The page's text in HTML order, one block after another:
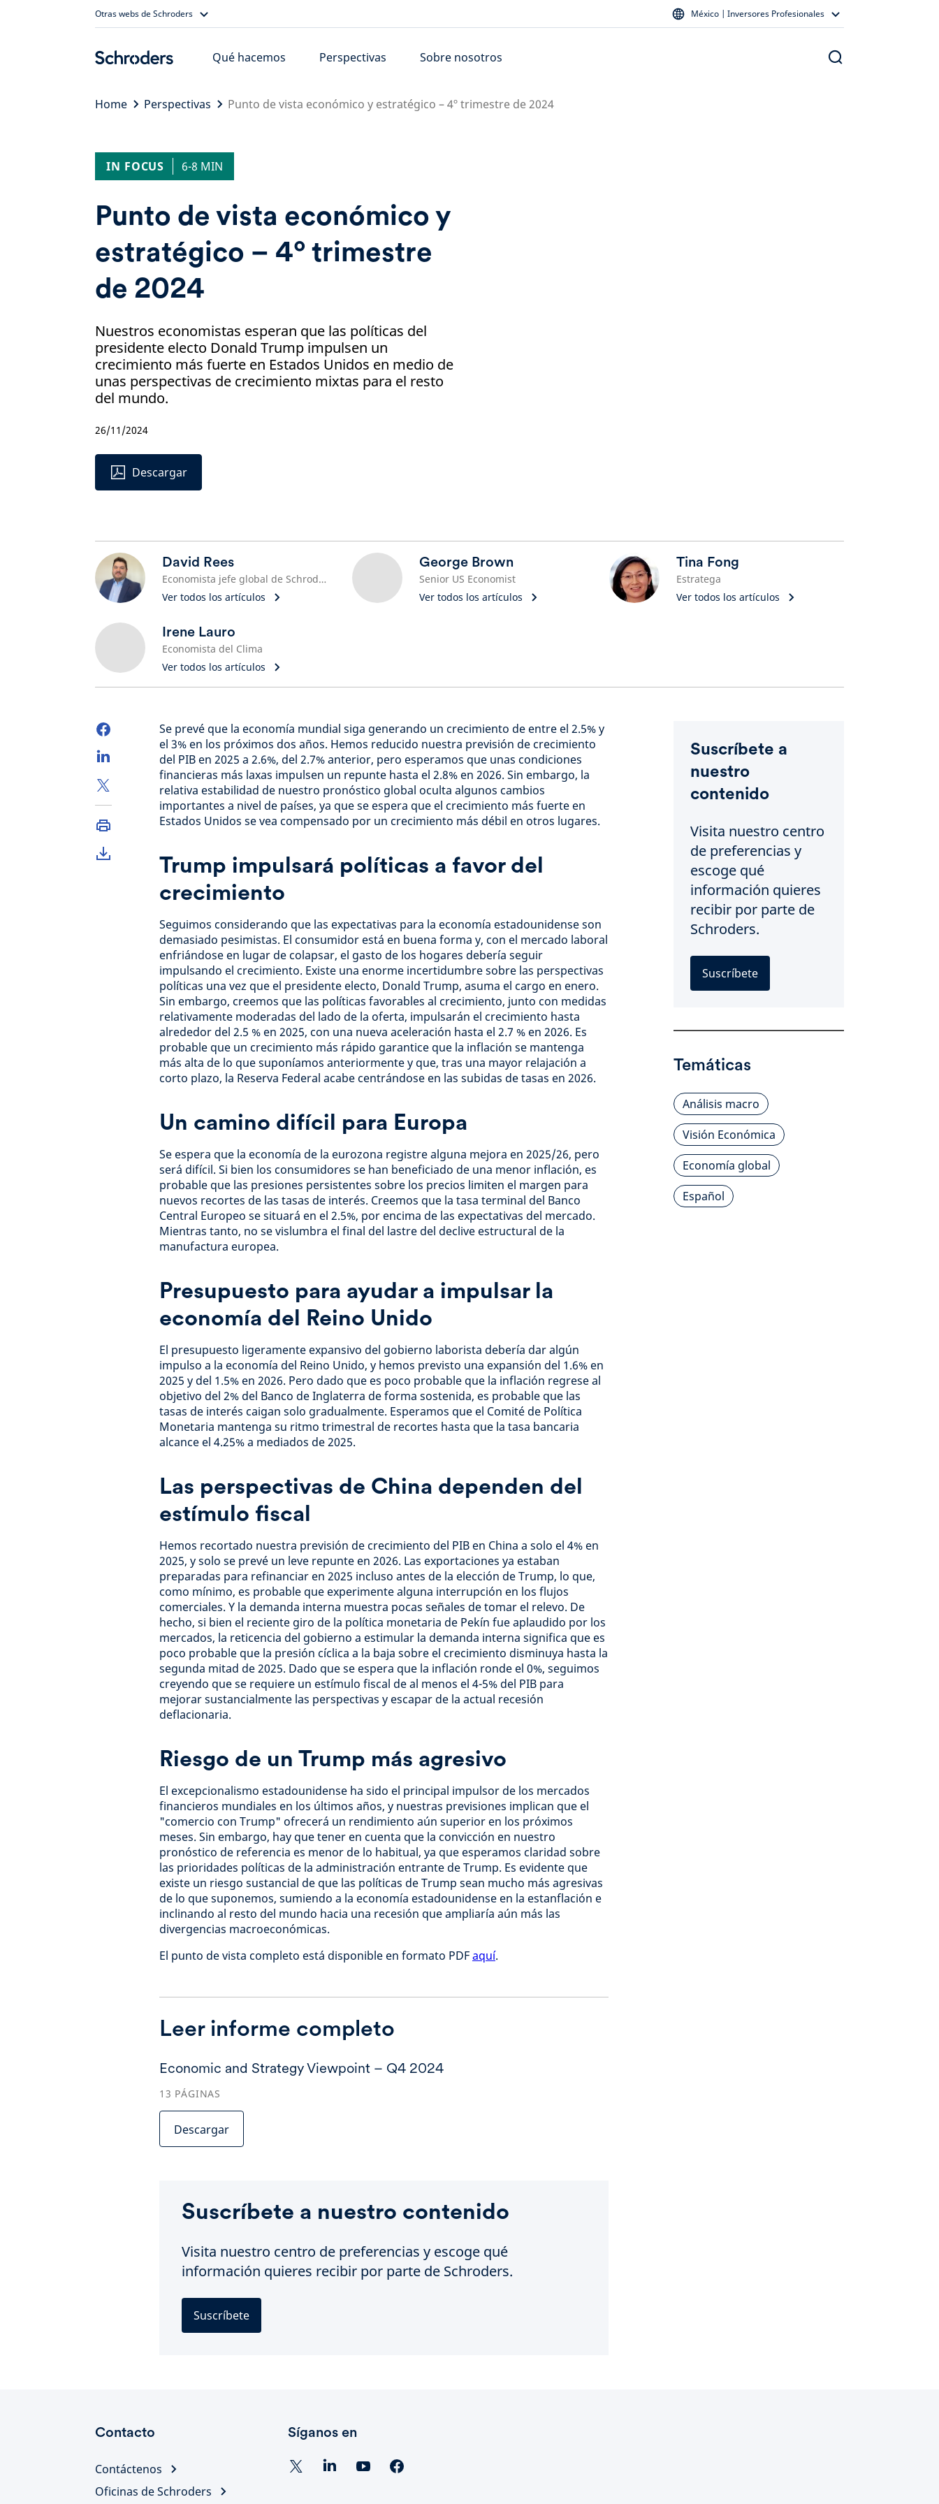
Otras webs de Schroders México | Inversores Profesionales
Qué hacemos Perspectivas Sobre nosotros
Home Perspectivas Punto de vista económico y estratégico – 4º trimestre de 2024
IN FOCUS 6-8 MIN
Punto de vista económico y
estratégico – 4º trimestre
de 2024
Nuestros economistas esperan que las políticas del
presidente electo Donald Trump impulsen un
crecimiento más fuerte en Estados Unidos en medio de
unas perspectivas de crecimiento mixtas para el resto
del mundo.
26/11/2024
Descargar
David Rees
Economista jefe global de Schroders
Ver todos los artículos
George Brown
Senior US Economist
Ver todos los artículos
Tina Fong
Estratega
Ver todos los artículos
Irene Lauro
Economista del Clima
Ver todos los artículos
Se prevé que la economía mundial siga generando un crecimiento de entre el 2.5% y
el 3% en los próximos dos años. Hemos reducido nuestra previsión de crecimiento
del PIB en 2025 a 2.6%, del 2.7% anterior, pero esperamos que unas condiciones
financieras más laxas impulsen un repunte hasta el 2.8% en 2026. Sin embargo, la
relativa estabilidad de nuestro pronóstico global oculta algunos cambios
importantes a nivel de países, ya que se espera que el crecimiento más fuerte en
Estados Unidos se vea compensado por un crecimiento más débil en otros lugares.
Trump impulsará políticas a favor del
crecimiento
Seguimos considerando que las expectativas para la economía estadounidense son
demasiado pesimistas. El consumidor está en buena forma y, con el mercado laboral
enfriándose en lugar de colapsar, el gasto de los hogares debería seguir
impulsando el crecimiento. Existe una enorme incertidumbre sobre las perspectivas
políticas una vez que el presidente electo, Donald Trump, asuma el cargo en enero.
Sin embargo, creemos que las políticas favorables al crecimiento, junto con medidas
relativamente moderadas del lado de la oferta, impulsarán el crecimiento hasta
alrededor del 2.5 % en 2025, con una nueva aceleración hasta el 2.7 % en 2026. Es
probable que un crecimiento más rápido garantice que la inflación se mantenga
más alta de lo que suponíamos anteriormente y que, tras una mayor relajación a
corto plazo, la Reserva Federal acabe centrándose en las subidas de tasas en 2026.
Un camino difícil para Europa
Se espera que la economía de la eurozona registre alguna mejora en 2025/26, pero
será difícil. Si bien los consumidores se han beneficiado de una menor inflación, es
probable que las presiones persistentes sobre los precios limiten el margen para
nuevos recortes de las tasas de interés. Creemos que la tasa terminal del Banco
Central Europeo se situará en el 2.5%, por encima de las expectativas del mercado.
Mientras tanto, no se vislumbra el final del lastre del declive estructural de la
manufactura europea.
Presupuesto para ayudar a impulsar la
economía del Reino Unido
El presupuesto ligeramente expansivo del gobierno laborista debería dar algún
impulso a la economía del Reino Unido, y hemos previsto una expansión del 1.6% en
2025 y del 1.5% en 2026. Pero dado que es poco probable que la inflación regrese al
objetivo del 2% del Banco de Inglaterra de forma sostenida, es probable que las
tasas de interés caigan solo gradualmente. Esperamos que el Comité de Política
Monetaria mantenga su ritmo trimestral de recortes hasta que la tasa bancaria
alcance el 4.25% a mediados de 2025.
Las perspectivas de China dependen del
estímulo fiscal
Hemos recortado nuestra previsión de crecimiento del PIB en China a solo el 4% en
2025, y solo se prevé un leve repunte en 2026. Las exportaciones ya estaban
preparadas para refinanciar en 2025 incluso antes de la elección de Trump, lo que,
como mínimo, es probable que experimente alguna interrupción en los flujos
comerciales. Y la demanda interna muestra pocas señales de tomar el relevo. De
hecho, si bien el reciente giro de la política monetaria de Pekín fue aplaudido por los
mercados, la reticencia del gobierno a estimular la demanda interna significa que es
poco probable que la presión cíclica a la baja sobre el crecimiento disminuya hasta la
segunda mitad de 2025. Dado que se espera que la inflación ronde el 0%, seguimos
creyendo que se requiere un estímulo fiscal de al menos el 4-5% del PIB para
mejorar sustancialmente las perspectivas y escapar de la actual recesión
deflacionaria.
Riesgo de un Trump más agresivo
El excepcionalismo estadounidense ha sido el principal impulsor de los mercados
financieros mundiales en los últimos años, y nuestras previsiones implican que el
"comercio con Trump" ofrecerá un rendimiento aún superior en los próximos
meses. Sin embargo, hay que tener en cuenta que la convicción en nuestro
pronóstico de referencia es menor de lo habitual, ya que esperamos claridad sobre
las prioridades políticas de la administración entrante de Trump. Es evidente que
existe un riesgo sustancial de que las políticas de Trump sean mucho más agresivas
de lo que suponemos, sumiendo a la economía estadounidense en la estanflación e
inclinando al resto del mundo hacia una recesión que ampliaría aún más las
divergencias macroeconómicas.
El punto de vista completo está disponible en formato PDFaquí.
Leer informe completo
Economic and Strategy Viewpoint – Q4 2024
13 PÁGINAS
Descargar
Suscríbete a nuestro contenido
Visita nuestro centro de preferencias y escoge qué
información quieres recibir por parte de Schroders.
Suscríbete
Suscríbete a
nuestro
contenido
Visita nuestro centro
de preferencias y
escoge qué
información quieres
recibir por parte de
Schroders.
Suscríbete
Temáticas
Análisis macro
Visión Económica
Economía global
Español
Contacto
Contáctenos
Oficinas de Schroders
Síganos en